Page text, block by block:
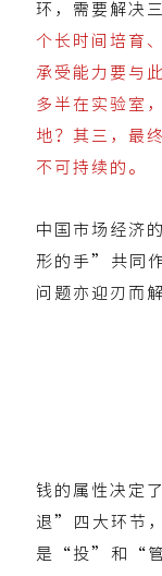
环，需要解决
个长时间培育
承受能力要与
多半在实验室
地？其三，最
不可持续的。
中国市场经济
形的手”共同
问题亦迎刃而
钱的属性决定
退”四大环节
是“投”和“